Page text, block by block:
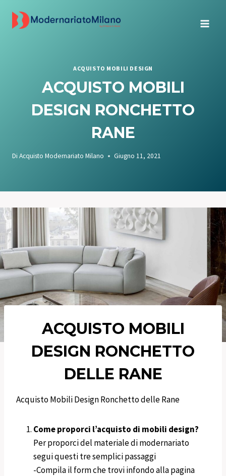
ACQUISTO MOBILI DESIGN
ACQUISTO MOBILI
DESIGN RONCHETTO
RANE
Di Acquisto Modernariato Milano Giugno 11, 2021
ACQUISTO MOBILI
DESIGN RONCHETTO
DELLE RANE
Acquisto Mobili Design Ronchetto delle Rane
Come proporci l’acquisto di mobili design?
Per proporci del materiale di modernariato
segui questi tre semplici passaggi
-Compila il form che trovi infondo alla pagina